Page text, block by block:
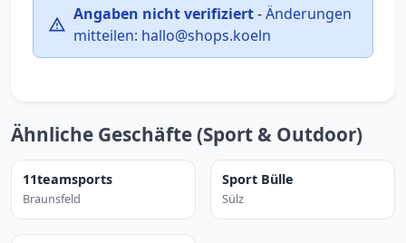
Angaben nicht verifiziert-Änderungen
mitteilen: hallo@shops.koeln
Ähnliche Geschäfte (Sport & Outdoor)
11teamsports
Braunsfeld
Sport Bülle
Sülz